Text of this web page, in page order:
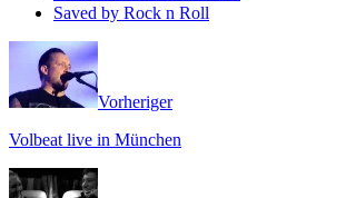
Saved by Rock n Roll
Vorheriger
Volbeat live in München